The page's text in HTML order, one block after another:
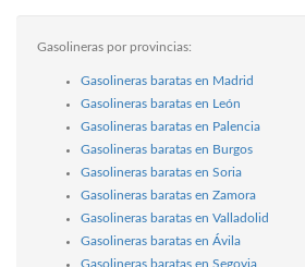
Gasolineras por provincias:
Gasolineras baratas en Madrid
Gasolineras baratas en León
Gasolineras baratas en Palencia
Gasolineras baratas en Burgos
Gasolineras baratas en Soria
Gasolineras baratas en Zamora
Gasolineras baratas en Valladolid
Gasolineras baratas en Ávila
Gasolineras baratas en Segovia